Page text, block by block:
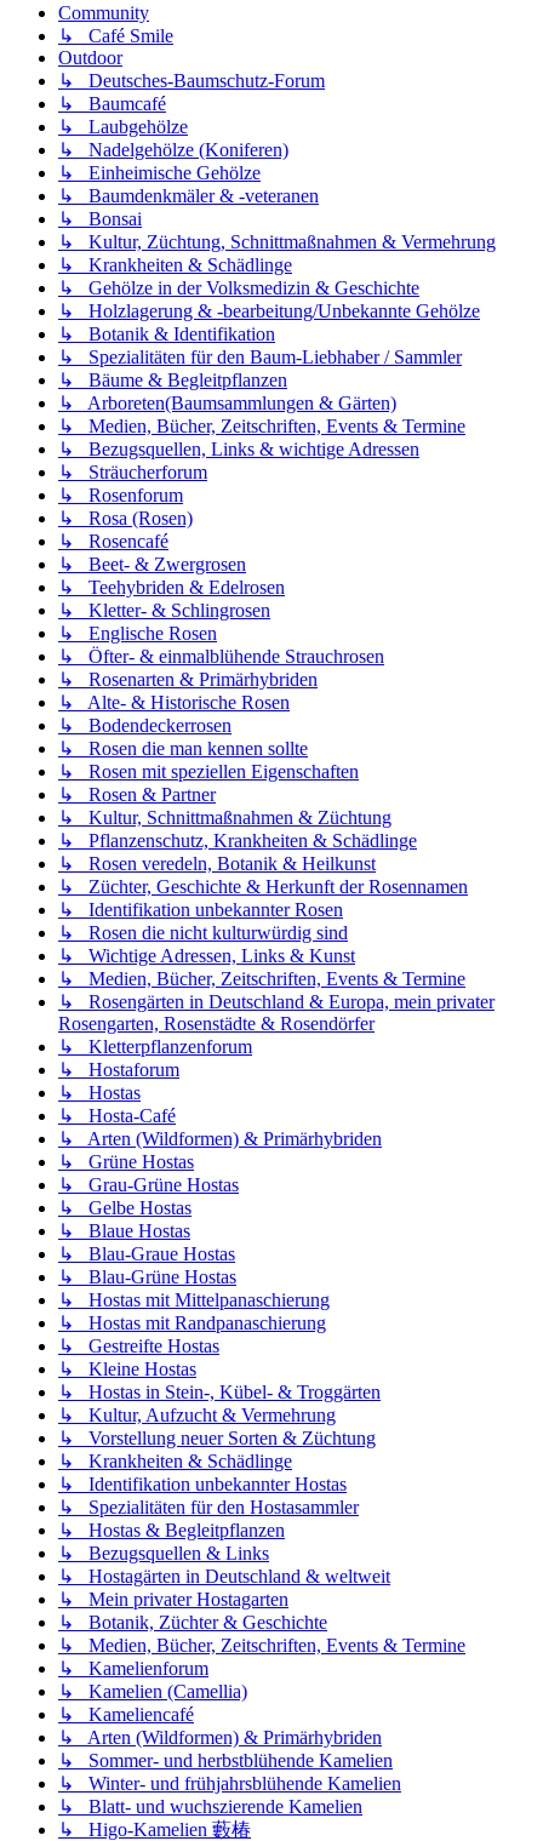
Community
↳ Café Smile
Outdoor
↳ Deutsches-Baumschutz-Forum
↳ Baumcafé
↳ Laubgehölze
↳ Nadelgehölze (Koniferen)
↳ Einheimische Gehölze
↳ Baumdenkmäler & -veteranen
↳ Bonsai
↳ Kultur, Züchtung, Schnittmaßnahmen & Vermehrung
↳ Krankheiten & Schädlinge
↳ Gehölze in der Volksmedizin & Geschichte
↳ Holzlagerung & -bearbeitung/Unbekannte Gehölze
↳ Botanik & Identifikation
↳ Spezialitäten für den Baum-Liebhaber / Sammler
↳ Bäume & Begleitpflanzen
↳ Arboreten(Baumsammlungen & Gärten)
↳ Medien, Bücher, Zeitschriften, Events & Termine
↳ Bezugsquellen, Links & wichtige Adressen
↳ Sträucherforum
↳ Rosenforum
↳ Rosa (Rosen)
↳ Rosencafé
↳ Beet- & Zwergrosen
↳ Teehybriden & Edelrosen
↳ Kletter- & Schlingrosen
↳ Englische Rosen
↳ Öfter- & einmalblühende Strauchrosen
↳ Rosenarten & Primärhybriden
↳ Alte- & Historische Rosen
↳ Bodendeckerrosen
↳ Rosen die man kennen sollte
↳ Rosen mit speziellen Eigenschaften
↳ Rosen & Partner
↳ Kultur, Schnittmaßnahmen & Züchtung
↳ Pflanzenschutz, Krankheiten & Schädlinge
↳ Rosen veredeln, Botanik & Heilkunst
↳ Züchter, Geschichte & Herkunft der Rosennamen
↳ Identifikation unbekannter Rosen
↳ Rosen die nicht kulturwürdig sind
↳ Wichtige Adressen, Links & Kunst
↳ Medien, Bücher, Zeitschriften, Events & Termine
↳ Rosengärten in Deutschland & Europa, mein privater
Rosengarten, Rosenstädte & Rosendörfer
↳ Kletterpflanzenforum
↳ Hostaforum
↳ Hostas
↳ Hosta-Café
↳ Arten (Wildformen) & Primärhybriden
↳ Grüne Hostas
↳ Grau-Grüne Hostas
↳ Gelbe Hostas
↳ Blaue Hostas
↳ Blau-Graue Hostas
↳ Blau-Grüne Hostas
↳ Hostas mit Mittelpanaschierung
↳ Hostas mit Randpanaschierung
↳ Gestreifte Hostas
↳ Kleine Hostas
↳ Hostas in Stein-, Kübel- & Troggärten
↳ Kultur, Aufzucht & Vermehrung
↳ Vorstellung neuer Sorten & Züchtung
↳ Krankheiten & Schädlinge
↳ Identifikation unbekannter Hostas
↳ Spezialitäten für den Hostasammler
↳ Hostas & Begleitpflanzen
↳ Bezugsquellen & Links
↳ Hostagärten in Deutschland & weltweit
↳ Mein privater Hostagarten
↳ Botanik, Züchter & Geschichte
↳ Medien, Bücher, Zeitschriften, Events & Termine
↳ Kamelienforum
↳ Kamelien (Camellia)
↳ Kameliencafé
↳ Arten (Wildformen) & Primärhybriden
↳ Sommer- und herbstblühende Kamelien
↳ Winter- und frühjahrsblühende Kamelien
↳ Blatt- und wuchszierende Kamelien
↳ Higo-Kamelien 藪椿